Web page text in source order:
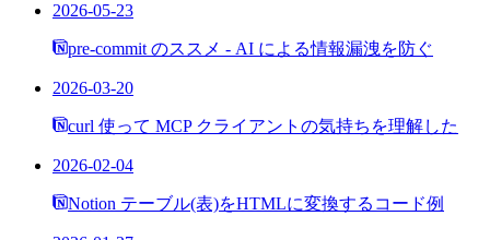
2026-05-23
pre-commit のススメ - AI による情報漏洩を防ぐ
2026-03-20
curl 使って MCP クライアントの気持ちを理解した
2026-02-04
Notion テーブル(表)をHTMLに変換するコード例